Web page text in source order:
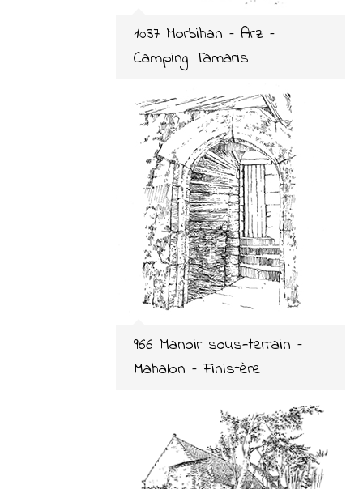
1037 Morbihan – Arz –
Camping Tamaris
966 Manoir sous-terrain –
Mahalon – Finistère